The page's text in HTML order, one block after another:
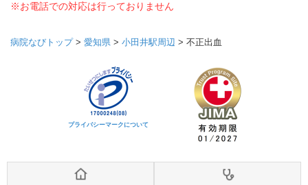
※お電話での対応は行っておりません
病院なびトップ> 愛知県 > 小田井駅周辺 > 不正出血
プライバシーマークについて